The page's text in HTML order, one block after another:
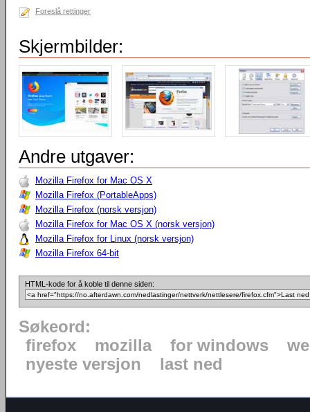
Foreslå rettinger
Skjermbilder:
Andre utgaver:
Mozilla Firefox for Mac OS X
Mozilla Firefox (PortableApps)
Mozilla Firefox (norsk versjon)
Mozilla Firefox for Mac OS X (norsk versjon)
Mozilla Firefox for Linux (norsk versjon)
Mozilla Firefox 64-bit
HTML-kode for å koble til denne siden:
Søkeord:
firefox
mozilla for windows
nyeste versjon
last ned